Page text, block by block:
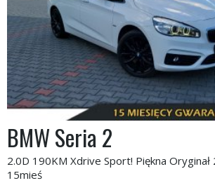
BMW Seria 2
2.0D 190KM Xdrive Sport! Piękna
15mieś